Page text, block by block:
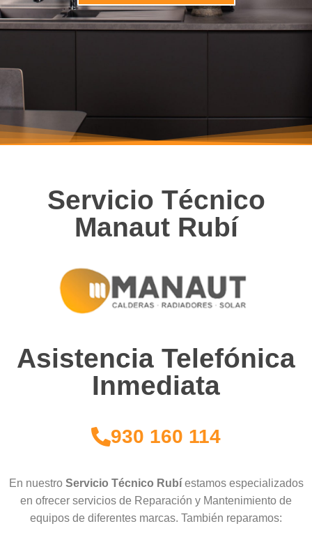
Servicio Técnico
Manaut Rubí
Asistencia Telefónica
Inmediata
930 160 114
En nuestro Servicio Técnico Rubí estamos especializados
en ofrecer servicios de Reparación y Mantenimiento de
equipos de diferentes marcas. También reparamos: